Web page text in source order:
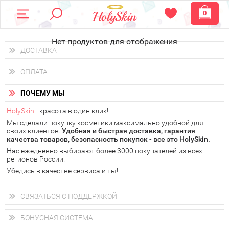
0
Нет продуктов для отображения
ДОСТАВКА
Доставка осуществляетсяпо всем городам России.
Вы можете выбрать доставку курьером, Почтой России или
получить заказ в пунктах выдачи PickPoint или пункте
самовывоза.
В 20 городах России доставка осуществляется ужена
следующий день.
у Вас всегда есть возможность получитьбесплатную
доставку от HolySkin.
подробнее об условиях доставки и оплаты в Вашем городе
ОПЛАТА
Вы можете оплатить свой заказ любым удобным способом:
наличными деньгами (
через интернет-банк (Альфа-банк, Сбербанк) и другими
электронными способами.
ПОЧЕМУ МЫ
HolySkin - красота в один клик!
Мы сделали покупку косметики максимально удобной для
своих клиентов. Удобная и быстрая доставка, гарантия
качества товаров, безопасность покупок - все это HolySkin.
Нас ежедневно выбирают более 3000 покупателей из всех
регионов России.
Убедись в качестве сервиса и ты!
СВЯЗАТЬСЯ С ПОДДЕРЖКОЙ
+7 (800) 707-24-55
Мы будем рады ответить на все Ваши вопросы по работе
магазина, проконсультировать по товарам, рассказать о
БОНУСНАЯ СИСТЕМА